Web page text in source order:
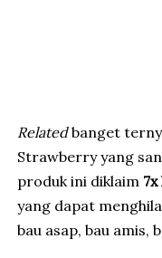
Relatedbanget
Strawberry yang
produk ini diklaim
yang dapat
bau asap, bau amis,